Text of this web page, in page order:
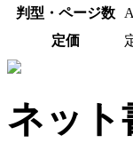
判型・ページ数
定価
ネット